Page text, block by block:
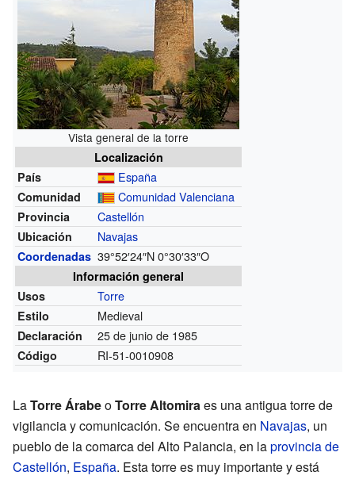
Vista general de la torre
Localización
País
España
Comunidad Comunidad Valenciana
Provincia Castellón
Ubicación Navajas
Coordenadas 39°52′24″N0°30′33″O
Información general
Usos
Torre
Estilo Medieval
Declaración 25 de junio de 1985
Código RI-51-0010908
LaTorre ÁrabeoTorre Altomiraes una antigua torre de
vigilancia y comunicación. Se encuentra en Navajas, un
pueblo de la comarca del Alto Palancia, en laprovincia de
Castellón, España. Esta torre es muy importante y está